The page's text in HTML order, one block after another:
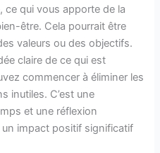
ce qui vous apporte de la
être. Cela pourrait être
valeurs ou des objectifs.
claire de ce qui est
commencer à éliminer les
inutiles. C’est une
et une réflexion
impact positif significatif